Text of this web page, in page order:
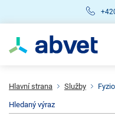
Hlavní strana Služby